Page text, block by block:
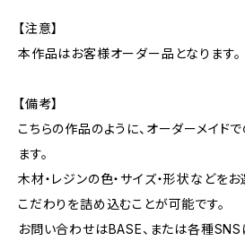
【注意】
本作品はお客様オーダー品となります。
【備考】
こちらの作品のように、オーダーメイド
ます。
木材・レジンの色・サイズ・形状などを
こだわりを詰め込むことが可能です。
お問い合わせはBASE、または各種